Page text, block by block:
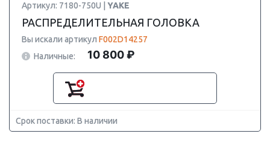
Артикул: 7180-750U | YAKE
РАСПРЕДЕЛИТЕЛЬНАЯ ГОЛОВКА
Вы искали артикул F002D14257
Наличные:
10 800 ₽
Срок поставки: В наличии